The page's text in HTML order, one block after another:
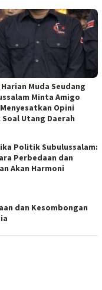
Muda Seudang
Minta Amigo
Opini
Utang Daerah
Politik Subulussalam:
Perbedaan dan
Akan Harmoni
dan Kesombongan